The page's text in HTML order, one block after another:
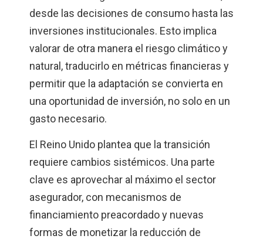
desde las decisiones de consumo hasta las
inversiones institucionales. Esto implica
valorar de otra manera el riesgo climático y
natural, traducirlo en métricas financieras y
permitir que la adaptación se convierta en
una oportunidad de inversión, no solo en un
gasto necesario.
El Reino Unido plantea que la transición
requiere cambios sistémicos. Una parte
clave es aprovechar al máximo el sector
asegurador, con mecanismos de
financiamiento preacordado y nuevas
formas de monetizar la reducción de